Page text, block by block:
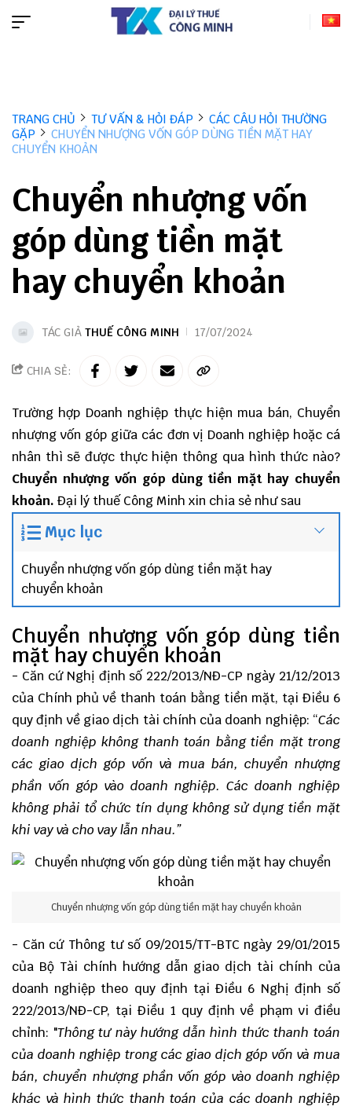
TRANG CHỦ TƯ VẤN & HỎI ĐÁP
CÁC CÂU HỎI THƯỜNG
GẶP
CHUYỂN NHƯỢNG VỐN GÓP DÙNG TIỀN MẶT HAY
CHUYỂN KHOẢN
Chuyển nhượng vốn
góp dùng tiền mặt
hay chuyển khoản
TÁC GIẢ THUẾ CÔNG MINH 17/07/2024
CHIA SẺ:
Trường hợp Doanh nghiệp thực hiện mua bán, Chuyển
nhượng vốn góp giữa các đơn vị Doanh nghiệp hoặc cá
nhân thì sẽ được thực hiện thông qua hình thức nào?
Chuyển nhượng vốn góp dùng tiền mặt hay chuyển
khoản. Đại lý thuế Công Minh xin chia sẻ như sau
Mục lục
Chuyển nhượng vốn góp dùng tiền mặt hay
chuyển khoản
Chuyển nhượng vốn góp dùng tiền
mặt hay chuyển khoản
- Căn cứ Nghị định số 222/2013/NĐ-CP ngày 21/12/2013
của Chính phủ về thanh toán bằng tiền mặt, tại Điều 6
quy định về giao dịch tài chính của doanh nghiệp: “Các
doanh nghiệp không thanh toán bằng tiền mặt trong
các giao dịch góp vốn và mua bán, chuyển nhượng
phần vốn góp vào doanh nghiệp. Các doanh nghiệp
không phải tổ chức tín dụng không sử dụng tiền mặt
khi vay và cho vay lẫn nhau.”
Chuyển nhượng vốn góp dùng tiền mặt hay chuyển khoản
- Căn cứ Thông tư số 09/2015/TT-BTC ngày 29/01/2015
của Bộ Tài chính hướng dẫn giao dịch tài chính của
doanh nghiệp theo quy định tại Điều 6 Nghị định số
222/2013/NĐ-CP, tại Điều 1 quy định về phạm vi điều
chỉnh: "Thông tư này hướng dẫn hình thức thanh toán
của doanh nghiệp trong các giao dịch góp vốn và mua
bán, chuyển nhượng phần vốn góp vào doanh nghiệp
khác và hình thức thanh toán của các doanh nghiệp